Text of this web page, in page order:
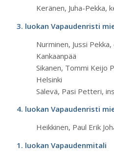
Keränen, Juha-Pekka,
3. luokan Vapaudenristi
Nurminen, Jussi
Kankaanpää
Sikanen, Tommi Keijo
Helsinki
Sälevä, Pasi Petteri,
4. luokan Vapaudenristi
Heikkinen, Paul Erik
1. luokan Vapaudenmitali